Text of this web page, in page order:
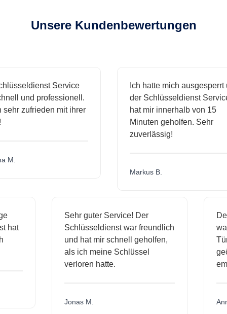
Unsere Kundenbewertungen
Service
und professionell.
zufrieden mit ihrer
Ich hatte mich ausgesperrt und
der Schlüsseldienst Service
hat mir innerhalb von 15
Minuten geholfen. Sehr
zuverlässig!
Markus B.
hat
Sehr guter Service! Der
Schlüsseldienst war freundlich
und hat mir schnell geholfen,
als ich meine Schlüssel
verloren hatte.
Jonas M.